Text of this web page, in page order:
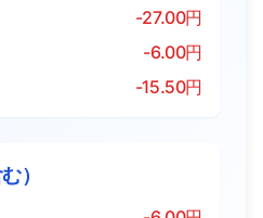
-27.00円
-6.00円
-15.50円
）